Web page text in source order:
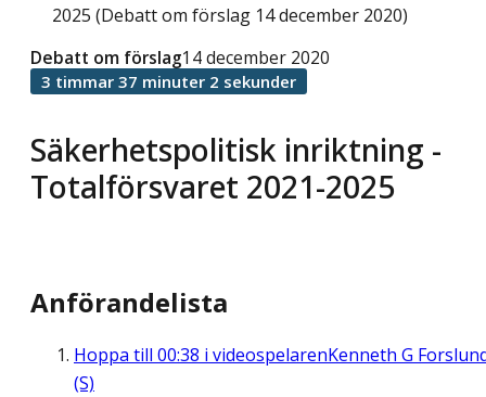
2025 (Debatt om förslag 14 december 2020)
Säkerhetspolitisk inriktning -
Totalförsvaret 2021-2025
Debatt om förslag14 december 2020
3 timmar 37 minuter 2 sekunder
Anförandelista
Hoppa till 00:38 i videospelarenKenneth G
(S)